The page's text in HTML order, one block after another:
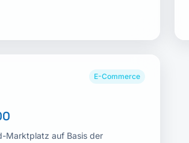
E-Commerce
Marktplatz auf Basis der